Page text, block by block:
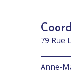
79 Rue
Anne-